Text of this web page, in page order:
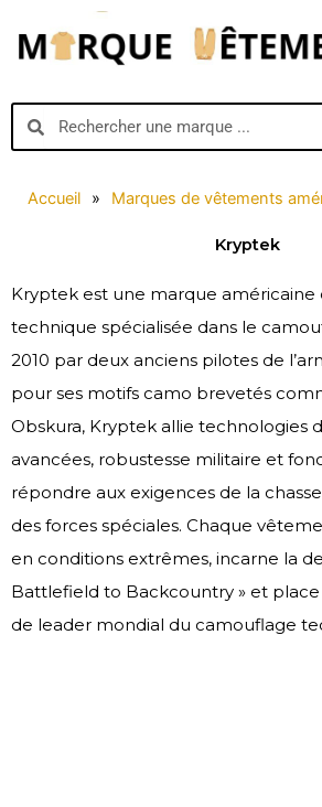
contenu
SearchSearch
Accueil » Marques de vêtements
Kryptek
Kryptek est une marque américaine
technique spécialisée dans le
2010 par deux anciens pilotes de
pour ses motifs camo brevetés
Obskura, Kryptek allie technologies
avancées, robustesse militaire et
répondre aux exigences de la
des forces spéciales. Chaque
en conditions extrêmes, incarne la
Battlefield to Backcountry » et
de leader mondial du camouflage